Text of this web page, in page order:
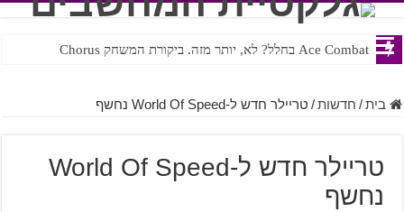
Ace Combat בחלל? לא, יותר מזה. ביקורת המשחק Chorus
Steven Universe והשירים שתורגמו בצורה נוראית לעברית
בית / חדשות / טריילר חדש ל-World Of Speed נחשף
טריילר חדש ל-World Of Speed
נחשף